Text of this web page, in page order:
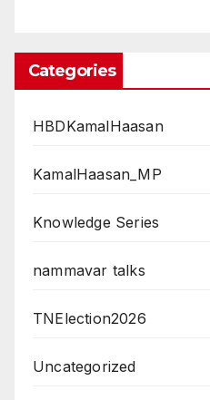
Categories
HBDKamalHaasan
KamalHaasan_MP
Knowledge Series
nammavar talks
TNElection2026
Uncategorized